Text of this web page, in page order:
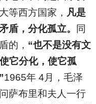
等西方国家， 凡是
盾，分化孤立。
同
的， “也不是没有文
它分化，使它孤
1965年 4月，毛泽
萨布里和夫人一行